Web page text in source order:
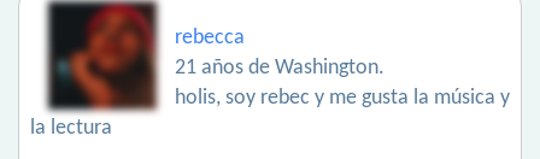
rebecca
21 años de Washington.
holis, soy rebec y me gusta la música y
la lectura